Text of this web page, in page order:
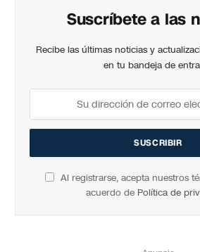
Suscríbete a las
Recibe las últimas noticias y
en tu bandeja de
Al registrarse, acepta nuestros
acuerdo de Política de